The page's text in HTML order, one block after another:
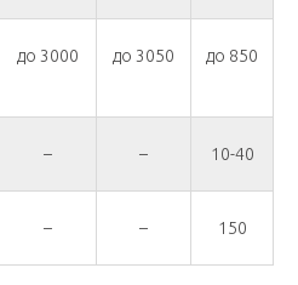
до 3000 до 3050 до 850
– – 10-40
– – 150